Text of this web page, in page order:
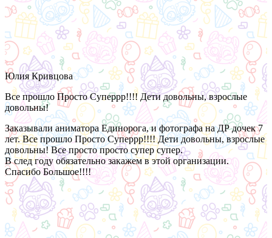
Юлия Кривцова
Все прошло Просто Суперрр!!!! Дети довольны, взрослые
довольны!
Заказывали аниматора Единорога, и фотографа на ДР дочек 7
лет. Все прошло Просто Суперрр!!!! Дети довольны, взрослые
довольны! Все просто просто супер супер.
В след году обязательно закажем в этой организации.
Спасибо Большое!!!!